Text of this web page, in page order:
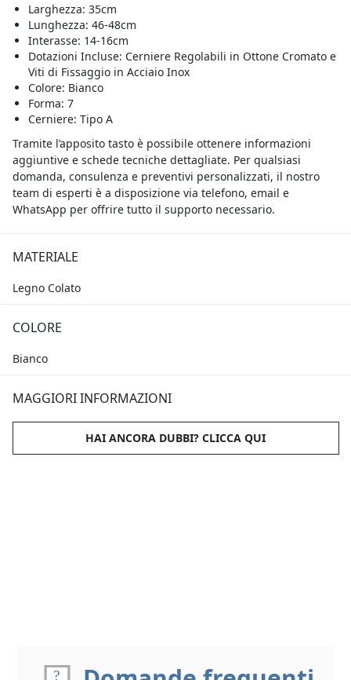
Larghezza: 35cm
Lunghezza: 46-48cm
Interasse: 14-16cm
Dotazioni Incluse: Cerniere Regolabili in Ottone Cromato e
Viti di Fissaggio in Acciaio Inox
Colore: Bianco
Forma: 7
Cerniere: Tipo A
Tramite l’apposito tasto è possibile ottenere informazioni
aggiuntive e schede tecniche dettagliate. Per qualsiasi
domanda, consulenza e preventivi personalizzati, il nostro
team di esperti è a disposizione via telefono, email e
WhatsApp per offrire tutto il supporto necessario.
MATERIALE
Legno Colato
COLORE
Bianco
MAGGIORI INFORMAZIONI
HAI ANCORA DUBBI? CLICCA QUI